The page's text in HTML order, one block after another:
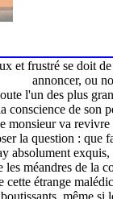
et frustré se doit
annoncer, ou
l'un des plus
conscience de
va
la question :
méandres de la
étrange
même si